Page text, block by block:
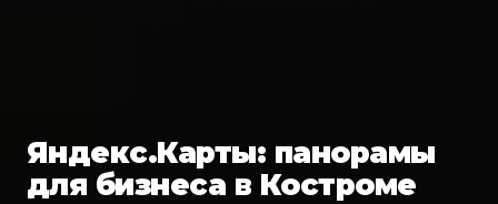
Яндекс.Карты: панорамы
для бизнеса в Костроме